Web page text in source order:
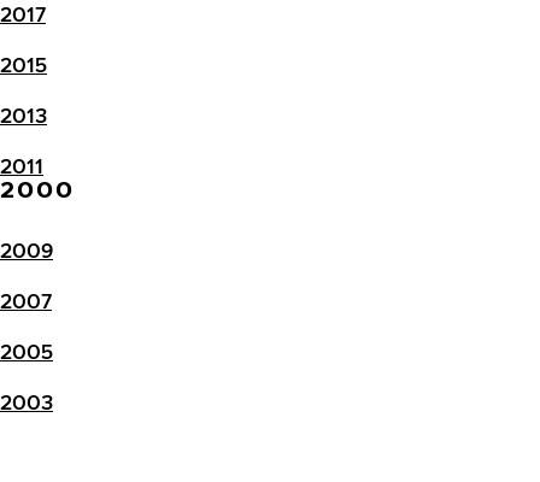
2017
2015
2013
2011
2000
2009
2007
2005
2003